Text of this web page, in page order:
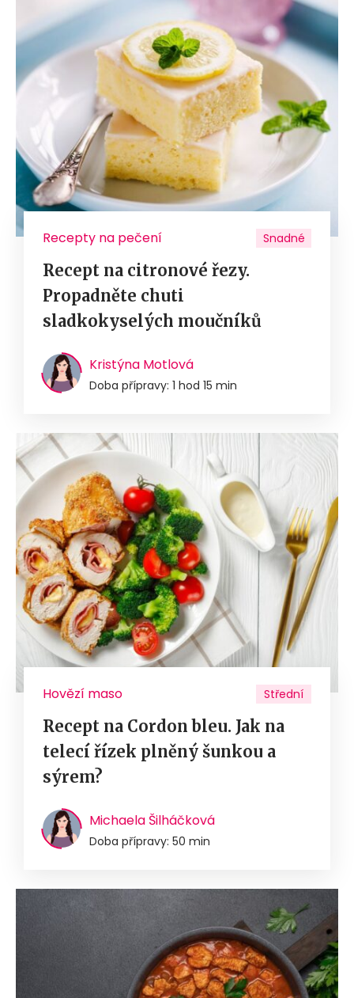
Recepty na pečení Snadné
Recept na citronové řezy.
Propadněte chuti
sladkokyselých moučníků
Kristýna Motlová
Doba přípravy: 1 hod 15 min
Hovězí maso Střední
Recept na Cordon bleu. Jak na
telecí řízek plněný šunkou a
sýrem?
Michaela Šilháčková
Doba přípravy: 50 min